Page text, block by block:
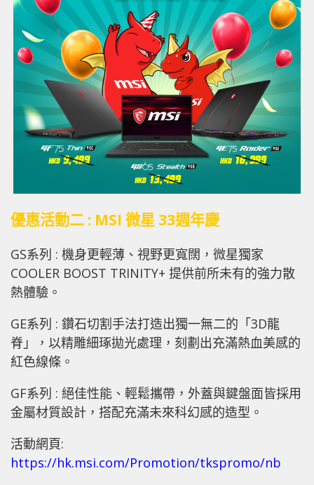
優惠活動二 : MSI 微星 33週年慶
GS系列 : 機身更輕薄、視野更寬闊，微星獨家
COOLER BOOST TRINITY+ 提供前所未有的強力散
熱體驗。
GE系列 : 鑽石切割手法打造出獨一無二的「3D龍
脊」，以精雕細琢拋光處理，刻劃出充滿熱血美感的
紅色線條。
GF系列 : 絕佳性能、輕鬆攜帶，外蓋與鍵盤面皆採用
金屬材質設計，搭配充滿未來科幻感的造型。
活動網頁:
https://hk.msi.com/Promotion/tkspromo/nb